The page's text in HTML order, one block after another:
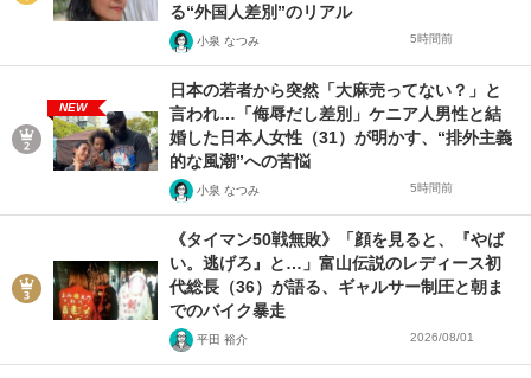
る“外国人差別”のリアル
小泉 なつみ 5時間前
NEW
日本の若者から突然「大麻売ってない？」と
言われ…「侮辱だし差別」ケニア人男性と結
婚した日本人女性（31）が明かす、“排外主義
的な風潮”への苦悩
小泉 なつみ 5時間前
《タイマン50戦無敗》「顔を見ると、『やば
い。逃げろ』と…」富山伝説のレディース初
代総長（36）が語る、ギャルサー制圧と朝ま
でのバイク暴走
平田 裕介 2026/08/01